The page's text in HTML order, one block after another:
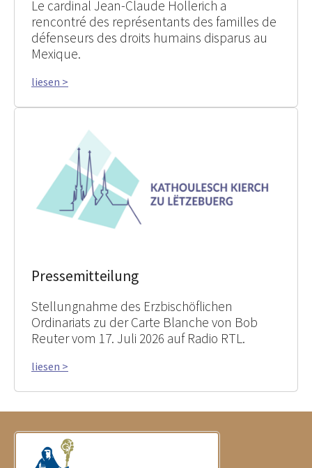
Le cardinal Jean-Claude Hollerich a
rencontré des représentants des familles de
défenseurs des droits humains disparus au
Mexique.
liesen >
Pressemitteilung
Stellungnahme des Erzbischöflichen
Ordinariats zu der Carte Blanche von Bob
Reuter vom 17. Juli 2026 auf Radio RTL.
liesen >